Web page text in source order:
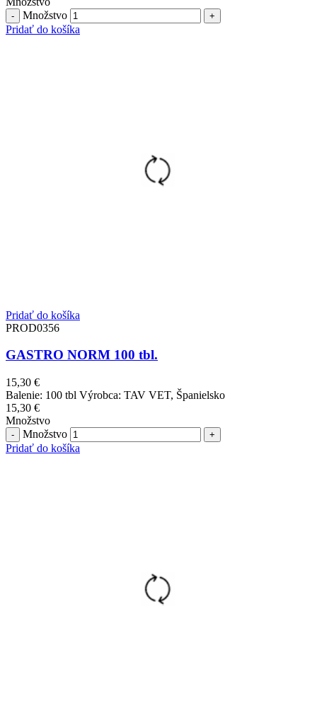
Množstvo
Pridať do košíka
Pridať do košíka
PROD0356
GASTRO NORM 100 tbl.
15,30 €
Balenie: 100 tbl Výrobca: TAV VET, Španielsko
15,30 €
Množstvo
Množstvo
Pridať do košíka